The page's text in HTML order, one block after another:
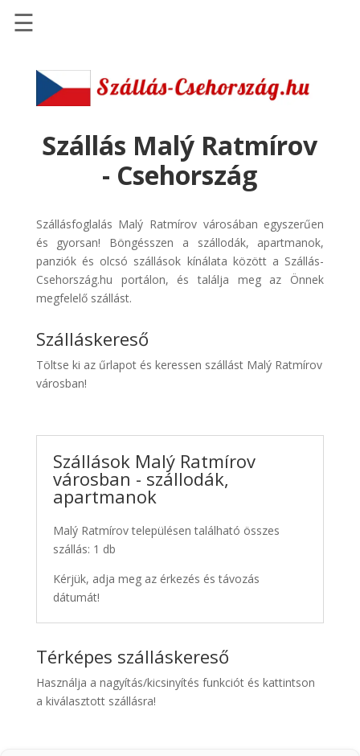
Szállások
Szállásinfo.eu
pénzvisszatérítéssel
Discover
Cars
Transzfer
Kiwi
Taxi
☰
Szállás Malý Ratmírov
- Csehország
Szállásfoglalás Malý Ratmírov városában egyszerűen
és gyorsan! Böngésszen a szállodák, apartmanok,
panziók és olcsó szállások kínálata között a Szállás-
Csehország.hu portálon, és találja meg az Önnek
megfelelő szállást.
Szálláskereső
Töltse ki az űrlapot és keressen szállást Malý Ratmírov
városban!
Szállások Malý Ratmírov
városban - szállodák,
apartmanok
Malý Ratmírov településen található összes
szállás: 1 db
Kérjük, adja meg az érkezés és távozás
dátumát!
Térképes szálláskereső
Használja a nagyítás/kicsinyítés funkciót és kattintson
a kiválasztott szállásra!